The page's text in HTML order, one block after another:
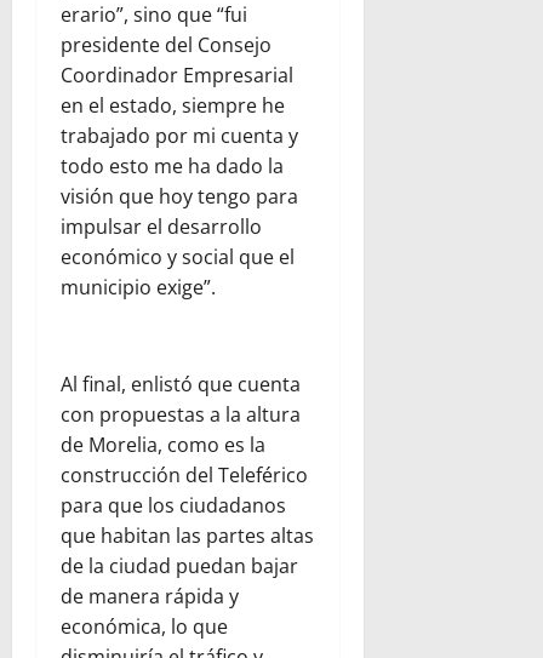
erario”, sino que “fui
presidente del Consejo
Coordinador Empresarial
en el estado, siempre he
trabajado por mi cuenta y
todo esto me ha dado la
visión que hoy tengo para
impulsar el desarrollo
económico y social que el
municipio exige”.
Al final, enlistó que cuenta
con propuestas a la altura
de Morelia, como es la
construcción del Teleférico
para que los ciudadanos
que habitan las partes altas
de la ciudad puedan bajar
de manera rápida y
económica, lo que